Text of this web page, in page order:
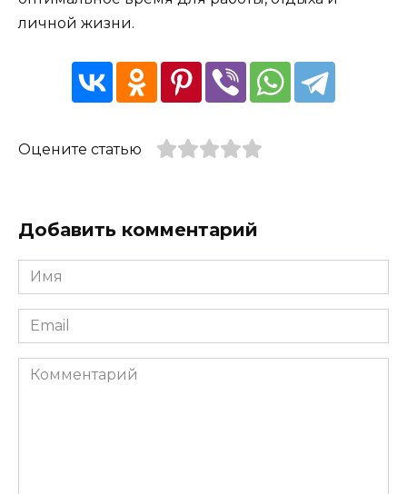
личной жизни.
Оцените статью
Добавить комментарий
Имя
*
Email
*
Комментарий